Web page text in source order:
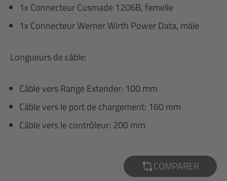
1x Connecteur Cusmade 1206B, femelle
1x Connecteur Werner Wirth Power Data, mâle
Longueurs de câble:
Câble vers Range Extender: 100 mm
Câble vers le port de chargement: 160 mm
Câble vers le contrôleur: 200 mm
COMPARER